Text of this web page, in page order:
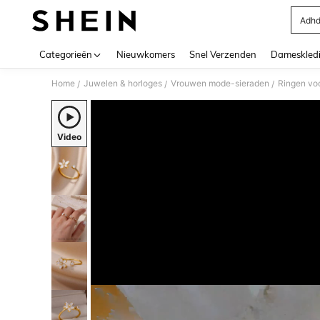
Categorieën Nieuwkomers Snel Verzenden
Home / Juwelen & horloges / Vrouwen mode-sieraden / Ringen
Video